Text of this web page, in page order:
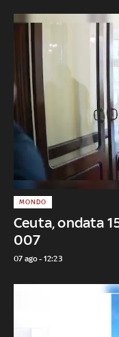
Ceuta, ondata
007
MONDO
07 ago - 12:23